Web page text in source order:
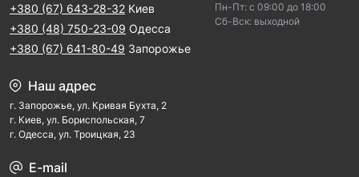
+380 (67) 643-28-32 Киев
+380 (48) 750-23-09 Одесса
+380 (67) 641-80-49 Запорожье
Пн-Пт: с 09:00 до 18:00
Cб-Вск: выходной
Наш адрес
г. Запорожье, ул. Кривая Бухта, 2
г. Киев, ул. Бориспольская, 7
г. Одесса, ул. Троицкая, 23
E-mail